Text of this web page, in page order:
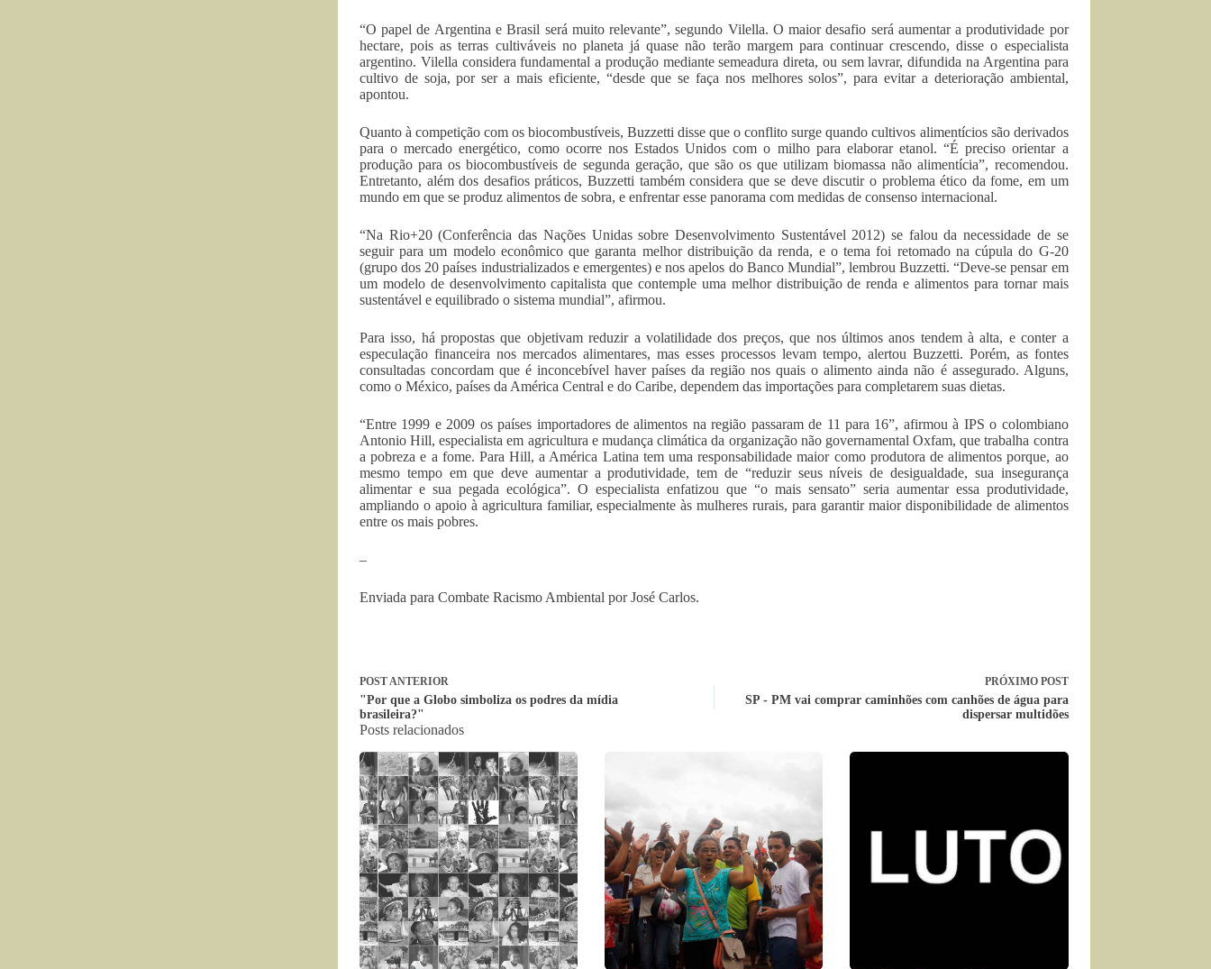
“O papel de Argentina e Brasil será muito relevante”, segundo Vilella. O maior desafio será aumentar a produtividade por
hectare, pois as terras cultiváveis no planeta já quase não terão margem para continuar crescendo, disse o especialista
argentino. Vilella considera fundamental a produção mediante semeadura direta, ou sem lavrar, difundida na Argentina para
cultivo de soja, por ser a mais eficiente, “desde que se faça nos melhores solos”, para evitar a deterioração ambiental,
apontou.
Quanto à competição com os biocombustíveis, Buzzetti disse que o conflito surge quando cultivos alimentícios são derivados
para o mercado energético, como ocorre nos Estados Unidos com o milho para elaborar etanol. “É preciso orientar a
produção para os biocombustíveis de segunda geração, que são os que utilizam biomassa não alimentícia”, recomendou.
Entretanto, além dos desafios práticos, Buzzetti também considera que se deve discutir o problema ético da fome, em um
mundo em que se produz alimentos de sobra, e enfrentar esse panorama com medidas de consenso internacional.
“Na Rio+20 (Conferência das Nações Unidas sobre Desenvolvimento Sustentável 2012) se falou da necessidade de se
seguir para um modelo econômico que garanta melhor distribuição da renda, e o tema foi retomado na cúpula do G-20
(grupo dos 20 países industrializados e emergentes) e nos apelos do Banco Mundial”, lembrou Buzzetti. “Deve-se pensar em
um modelo de desenvolvimento capitalista que contemple uma melhor distribuição de renda e alimentos para tornar mais
sustentável e equilibrado o sistema mundial”, afirmou.
Para isso, há propostas que objetivam reduzir a volatilidade dos preços, que nos últimos anos tendem à alta, e conter a
especulação financeira nos mercados alimentares, mas esses processos levam tempo, alertou Buzzetti. Porém, as fontes
consultadas concordam que é inconcebível haver países da região nos quais o alimento ainda não é assegurado. Alguns,
como o México, países da América Central e do Caribe, dependem das importações para completarem suas dietas.
“Entre 1999 e 2009 os países importadores de alimentos na região passaram de 11 para 16”, afirmou à IPS o colombiano
Antonio Hill, especialista em agricultura e mudança climática da organização não governamental Oxfam, que trabalha contra
a pobreza e a fome. Para Hill, a América Latina tem uma responsabilidade maior como produtora de alimentos porque, ao
mesmo tempo em que deve aumentar a produtividade, tem de “reduzir seus níveis de desigualdade, sua insegurança
alimentar e sua pegada ecológica”. O especialista enfatizou que “o mais sensato” seria aumentar essa produtividade,
ampliando o apoio à agricultura familiar, especialmente às mulheres rurais, para garantir maior disponibilidade de alimentos
entre os mais pobres.
–
Enviada para Combate Racismo Ambiental por José Carlos.
POSTANTERIOR
"Por que a Globo simboliza os podres da mídia
brasileira?"
PRÓXIMO POST
SP - PM vai comprar caminhões com canhões de água para
dispersar multidões
Posts relacionados